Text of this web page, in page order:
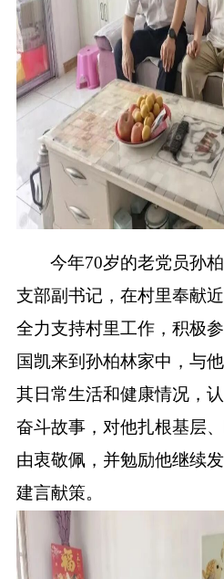
今年70岁的老党员孙
支部副书记，在村里奉献
全力支持村里工作，积极
国凯来到孙柏林家中，与
其日常生活和健康情况，
奋斗故事，对他扎根基层
由衷敬佩，并勉励他继续
建言献策。